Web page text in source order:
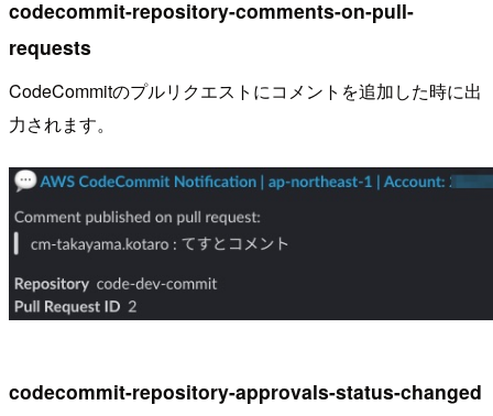
codecommit-repository-comments-on-pull-
requests
CodeCommitのプルリクエストにコメントを追加した時に出
力されます。
codecommit-repository-approvals-status-changed